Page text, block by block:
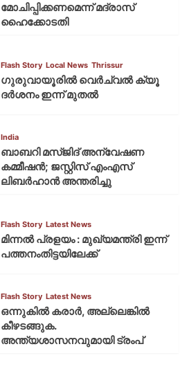
മോചിപ്പിക്കണമെന്ന് മദ്രാസ്
ഹൈക്കോടതി
Flash Story Local News Thrissur
ഗുരുവായൂരില്‍ വെര്‍ച്വല്‍ ക്യൂ
ദര്‍ശനം ഇന്ന് മുതല്‍
India
ബാബറി മസ്ജിദ് അന്വേഷണ
കമ്മീഷന്‍; ജസ്റ്റിസ് എംഎസ്
ലിബര്‍ഹാന്‍ അന്തരിച്ചു
Flash Story Latest News
മിന്നല്‍ പ്രളയം : മുഖ്യമന്ത്രി ഇന്ന്
പത്തനംതിട്ടയിലേക്ക്
Flash Story Latest News
ഒന്നുകില്‍ കരാര്‍, അല്ലെങ്കില്‍
കീഴടങ്ങുക.
അന്ത്യശാസനവുമായി ട്രംപ്